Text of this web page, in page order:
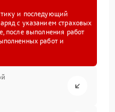
и последующий
с указанием страховых
после выполнения работ
работ и